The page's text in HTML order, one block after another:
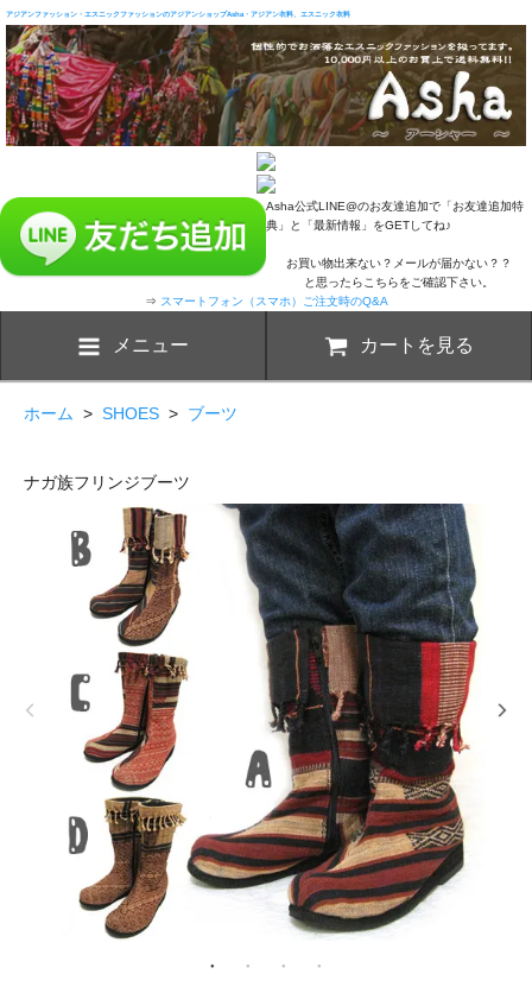
アジアンファッション・エスニックファッションのアジアンショップAsha・アジアン衣料、エスニック衣料
Asha公式LINE@のお友達追加で「お友達追加特
典」と「最新情報」をGETしてね♪
お買い物出来ない？メールが届かない？？
と思ったらこちらをご確認下さい。
⇒ スマートフォン（スマホ）ご注文時のQ&A
メニュー カートを見る
ホーム > SHOES > ブーツ
ナガ族フリンジブーツ